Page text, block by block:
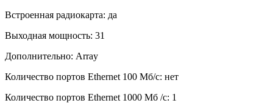
Встроенная радиокарта: да
Выходная мощность: 31
Дополнительно: Array
Количество портов Ethernet 100 Мб/с: нет
Количество портов Ethernet 1000 Мб /с: 1